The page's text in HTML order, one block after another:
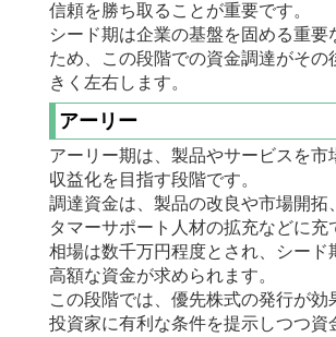
信頼を勝ち取ることが重要です。
シード期は企業の基盤を固める重要
ため、この段階での資金調達がその
きく左右します。
アーリー
アーリー期は、製品やサービスを市
収益化を目指す段階です。
調達資金は、製品の改良や市場開拓
タマーサポート人材の拡充などに充
相場は数千万円程度とされ、シード
高額な資金が求められます。
この段階では、優先株式の発行が効
投資家に有利な条件を提示しつつ資